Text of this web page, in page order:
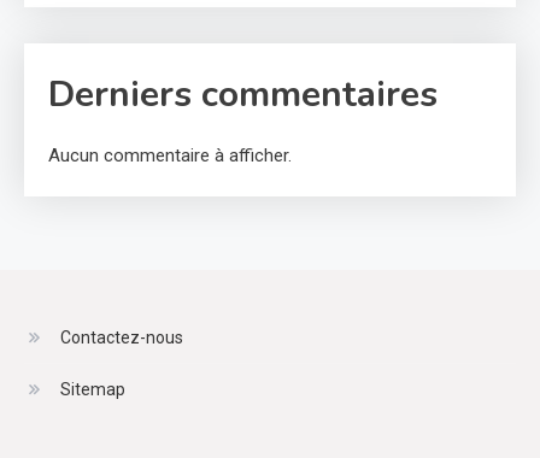
Derniers commentaires
Aucun commentaire à afficher.
Contactez-nous
Sitemap